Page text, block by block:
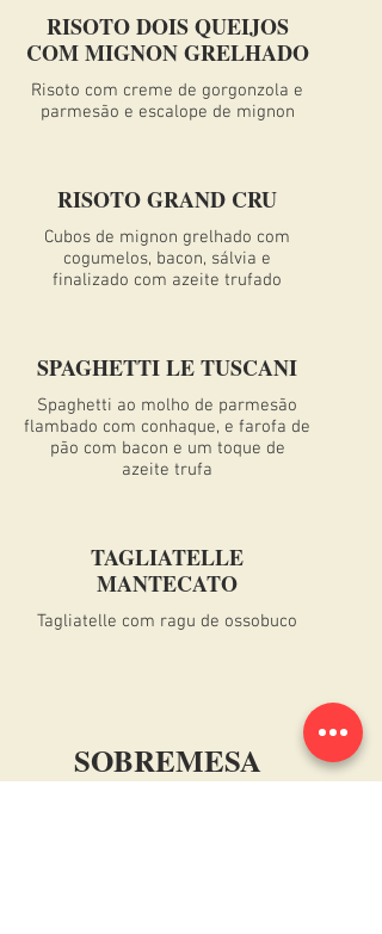
RISOTO DOIS QUEIJOS
COM MIGNON GRELHADO
Risoto com creme de gorgonzola e
parmesão e escalope de mignon
RISOTO GRAND CRU
Cubos de mignon grelhado com
cogumelos, bacon, sálvia e
finalizado com azeite trufado
SPAGHETTI LE TUSCANI
Spaghetti ao molho de parmesão
flambado com conhaque, e farofa de
pão com bacon e um toque de
azeite trufa
TAGLIATELLE
MANTECATO
Tagliatelle com ragu de ossobuco
SOBREMESA